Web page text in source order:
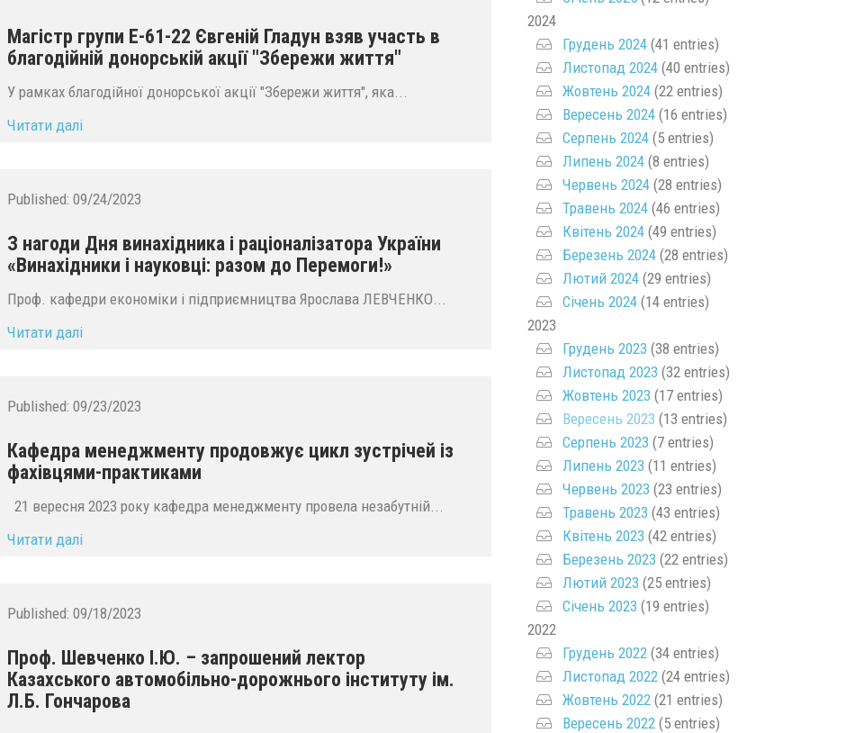
Магістр групи Е-61-22 Євгеній Гладун взяв участь в
благодійній донорській акції "Збережи життя"
У рамках благодійної донорської акції "Збережи життя", яка...
Читати далі
Published: 09/24/2023
З нагоди Дня винахідника і раціоналізатора України
«Винахідники і науковці: разом до Перемоги!»
Проф. кафедри економіки і підприємництва Ярослава ЛЕВЧЕНКО...
Читати далі
Published: 09/23/2023
Кафедра менеджменту продовжує цикл зустрічей із
фахівцями-практиками
21 вересня 2023 року кафедра менеджменту провела незабутній...
Читати далі
Published: 09/18/2023
Проф. Шевченко І.Ю. – запрошений лектор
Казахського автомобільно-дорожнього інституту ім.
Л.Б. Гончарова
2024
Грудень 2024(41 entries)
Листопад 2024(40 entries)
Жовтень 2024(22 entries)
Вересень 2024(16 entries)
Серпень 2024(5 entries)
Липень 2024(8 entries)
Червень 2024(28 entries)
Травень 2024(46 entries)
Квітень 2024(49 entries)
Березень 2024(28 entries)
Лютий 2024(29 entries)
Січень 2024(14 entries)
2023
Грудень 2023 (38 entries)
Листопад 2023 (32 entries)
Жовтень 2023 (17 entries)
Вересень 2023 (13 entries)
Серпень 2023 (7 entries)
Липень 2023 (11 entries)
Червень 2023 (23 entries)
Травень 2023 (43 entries)
Квітень 2023 (42 entries)
Березень 2023 (22 entries)
Лютий 2023 (25 entries)
Січень 2023 (19 entries)
2022
Грудень 2022(34 entries)
Листопад 2022(24 entries)
Жовтень 2022(21 entries)
Вересень 2022(5 entries)